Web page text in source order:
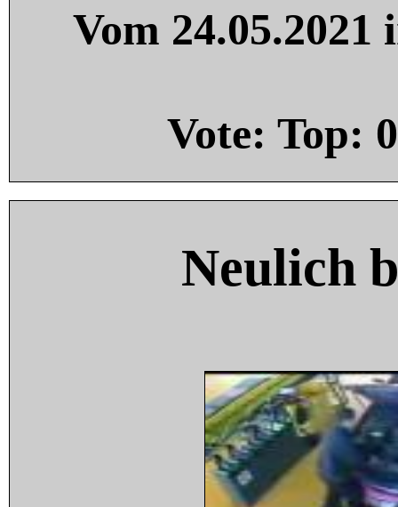
Vom
Vote: Top: 0
Neulich